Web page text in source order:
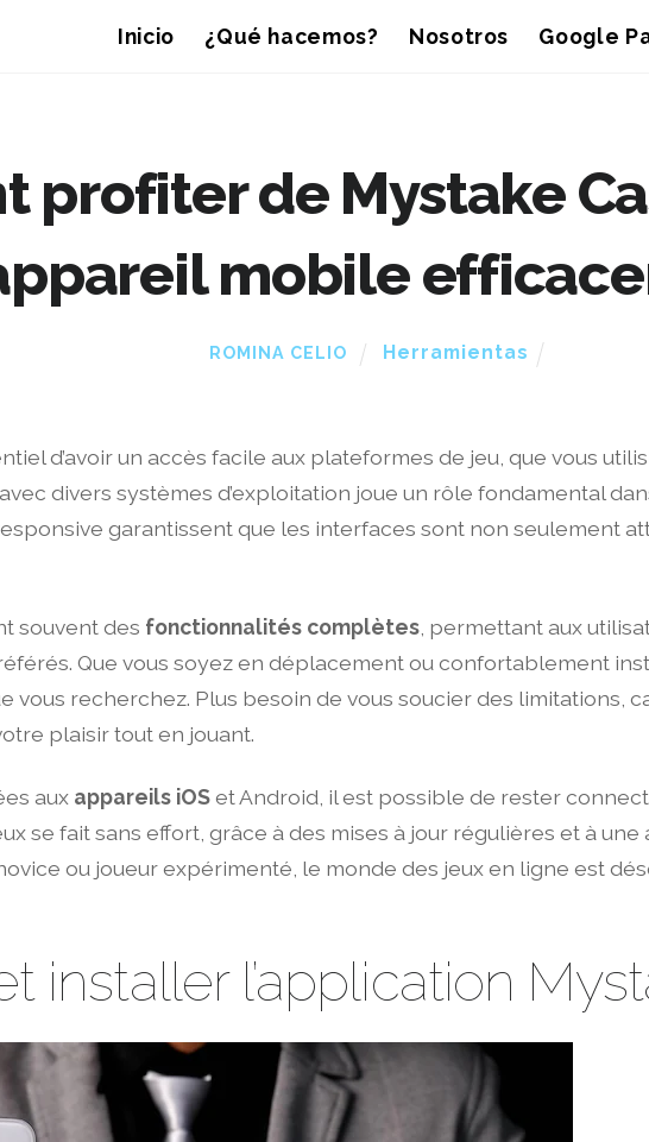
Inicio ¿Qué hacemos? Nosotros Google
profiter de Mystake
mobile
ROMINA CELIO Herramientas
d’avoir un accès facile aux plateformes de jeu, que vous
divers systèmes d’exploitation joue un rôle fondamental
garantissent que les interfaces sont non seulement
souvent des fonctionnalités complètes, permettant aux
Que vous soyez en déplacement ou confortablement
vous recherchez. Plus besoin de vous soucier des limitations,
plaisir tout en jouant.
aux appareils iOSet Android, il est possible de rester
se fait sans effort, grâce à des mises à jour régulières et à
ou joueur expérimenté, le monde des jeux en ligne est
installer l’application